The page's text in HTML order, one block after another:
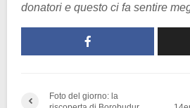
donatori e questo ci fa sentire
Foto del giorno: la